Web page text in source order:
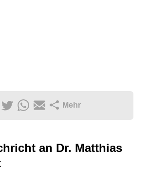
Mehr
an Dr. Matthias